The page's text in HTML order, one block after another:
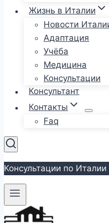
Жизнь в Италии
Новости
Адаптация
Учёба
Медицина
Консультации
Консультант
Контакты
Faq
Консультации по